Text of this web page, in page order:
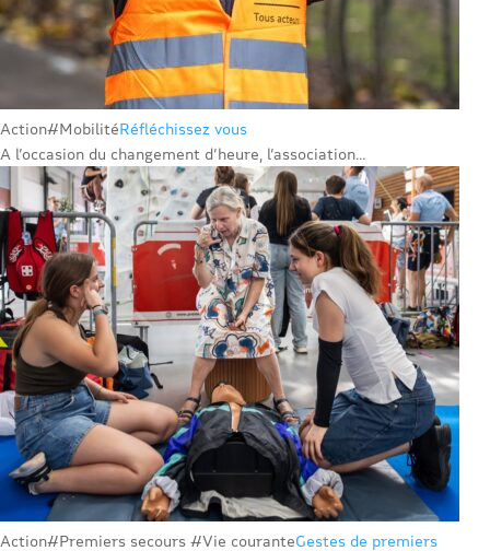
Action#MobilitéRéfléchissez vous
A l’occasion du changement d’heure, l’association...
Action#Premiers secours #Vie couranteGestes de premiers